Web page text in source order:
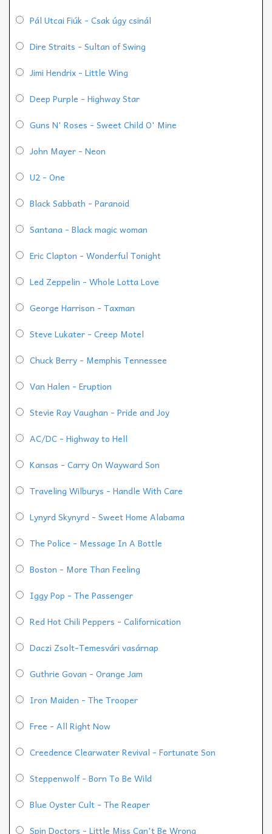
Pál Utcai Fiúk - Csak úgy csinál
Dire Straits - Sultan of Swing
Jimi Hendrix - Little Wing
Deep Purple - Highway Star
Guns N' Roses - Sweet Child O' Mine
John Mayer - Neon
U2 - One
Black Sabbath - Paranoid
Santana - Black magic woman
Eric Clapton - Wonderful Tonight
Led Zeppelin - Whole Lotta Love
George Harrison - Taxman
Steve Lukater - Creep Motel
Chuck Berry - Memphis Tennessee
Van Halen - Eruption
Stevie Ray Vaughan - Pride and Joy
AC/DC - Highway to Hell
Kansas - Carry On Wayward Son
Traveling Wilburys - Handle With Care
Lynyrd Skynyrd - Sweet Home Alabama
The Police - Message In A Bottle
Boston - More Than Feeling
Iggy Pop - The Passenger
Red Hot Chili Peppers - Californication
Daczi Zsolt-Temesvári vasárnap
Guthrie Govan - Orange Jam
Iron Maiden - The Trooper
Free - All Right Now
Creedence Clearwater Revival - Fortunate Son
Steppenwolf - Born To Be Wild
Blue Oyster Cult - The Reaper
Spin Doctors - Little Miss Can't Be Wrong